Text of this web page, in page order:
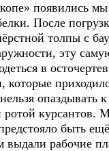
появились
После
толпы с
эту
в
которые
опаздывать
ротой курсантов.
быть
выдали рабочие